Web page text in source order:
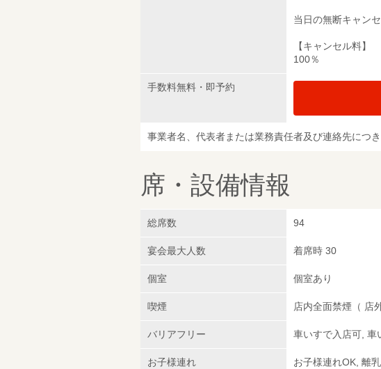
当日の無断キャン
【キャンセル料】
100％
手数料無料・即予約
事業者名、代表者または業務責任者及び連絡先につ
席・設備情報
総席数 94
宴会最大人数 着席時 30
個室 個室あり
喫煙 店内全面禁煙（ 店
バリアフリー 車いすで入店可, 車
お子様連れ
お子様連れOK, 離